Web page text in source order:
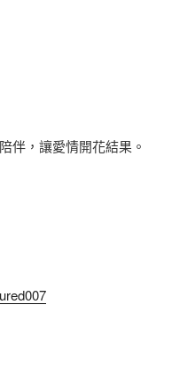
伴，讓愛情開花結果。